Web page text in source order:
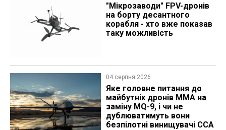
"Мікрозаводи" FPV-дронів
на борту десантного
корабля - хто вже показав
таку можливість
04 серпня 2026
Яке головне питання до
майбутніх дронів MMA на
заміну MQ-9, і чи не
дублюватимуть вони
безпілотні винищувачі CCA